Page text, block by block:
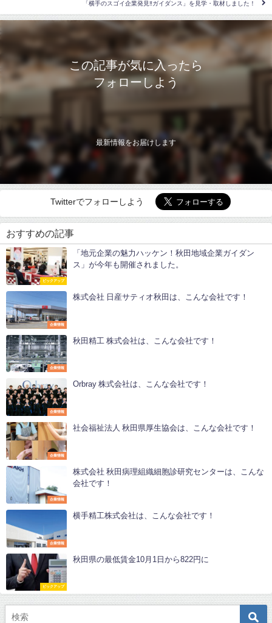
「横手のスゴイ企業発見‼ガイダンス」を見学・取材しました！
この記事が気に入ったら
フォローしよう
最新情報をお届けします
Twitterでフォローしよう
おすすめの記事
ピックアップ
「地元企業の魅力ハッケン！秋田地域企業ガイダン
ス」が今年も開催されました。
企業情報
株式会社 日産サティオ秋田は、こんな会社です！
企業情報
秋田精工 株式会社は、こんな会社です！
企業情報
Orbray 株式会社は、こんな会社です！
企業情報
社会福祉法人 秋田県厚生協会は、こんな会社です！
企業情報
株式会社 秋田病理組織細胞診研究センターは、こんな
会社です！
企業情報
横手精工株式会社は、こんな会社です！
ピックアップ
秋田県の最低賃金10月1日から822円に